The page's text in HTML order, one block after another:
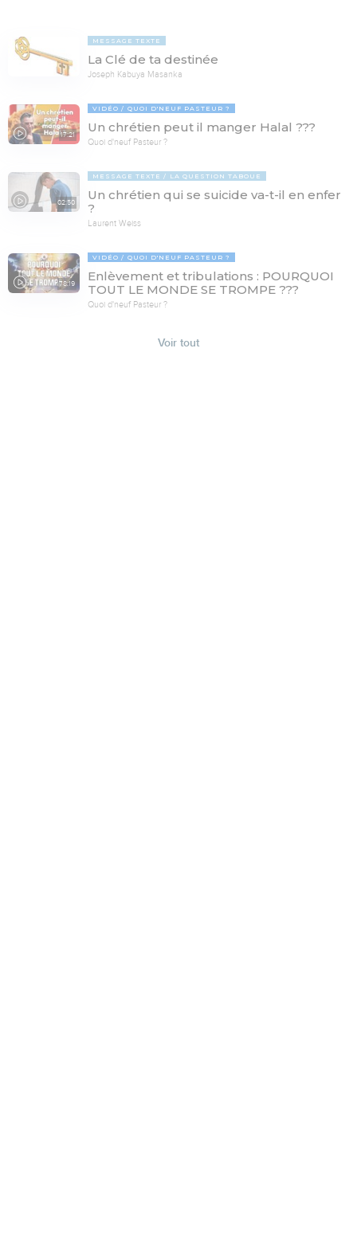
MESSAGE TEXTE
La Clé de ta destinée
Joseph Kabuya Masanka
17:21
VIDÉO QUOI D'NEUF PASTEUR ?
Un chrétien peut il manger Halal ???
Quoi d'neuf Pasteur ?
02:50
MESSAGE TEXTE LA QUESTION TABOUE
Un chrétien qui se suicide va-t-il en enfer
?
Laurent Weiss
78:19
VIDÉO QUOI D'NEUF PASTEUR ?
Enlèvement et tribulations : POURQUOI
TOUT LE MONDE SE TROMPE ???
Quoi d'neuf Pasteur ?
Voir tout